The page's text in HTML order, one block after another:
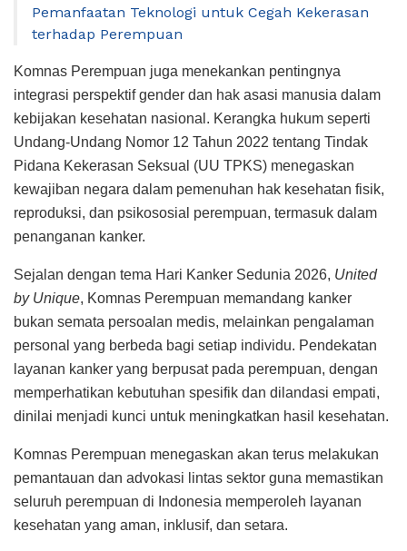
Pemanfaatan Teknologi untuk Cegah Kekerasan
terhadap Perempuan
Komnas Perempuan juga menekankan pentingnya
integrasi perspektif gender dan hak asasi manusia dalam
kebijakan kesehatan nasional. Kerangka hukum seperti
Undang-Undang Nomor 12 Tahun 2022 tentang Tindak
Pidana Kekerasan Seksual (UU TPKS) menegaskan
kewajiban negara dalam pemenuhan hak kesehatan fisik,
reproduksi, dan psikososial perempuan, termasuk dalam
penanganan kanker.
Sejalan dengan tema Hari Kanker Sedunia 2026, United
by Unique, Komnas Perempuan memandang kanker
bukan semata persoalan medis, melainkan pengalaman
personal yang berbeda bagi setiap individu. Pendekatan
layanan kanker yang berpusat pada perempuan, dengan
memperhatikan kebutuhan spesifik dan dilandasi empati,
dinilai menjadi kunci untuk meningkatkan hasil kesehatan.
Komnas Perempuan menegaskan akan terus melakukan
pemantauan dan advokasi lintas sektor guna memastikan
seluruh perempuan di Indonesia memperoleh layanan
kesehatan yang aman, inklusif, dan setara.